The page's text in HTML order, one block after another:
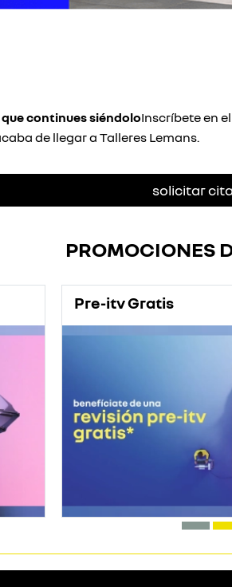
continues siéndoloInscríbete en
de llegar a Talleres Lemans.
solicitar
PROMOCIONES
Pre-itv Gratis